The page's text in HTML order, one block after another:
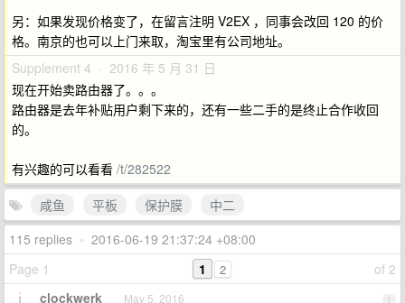
另：如果发现价格变了，在留言注明 V2EX ，同事会改回 120 的价
格。南京的也可以上门来取，淘宝里有公司地址。
Supplement 4 · 2016 年 5 月 31 日
现在开始卖路由器了。。。
路由器是去年补贴用户剩下来的，还有一些二手的是终止合作收回
的。
有兴趣的可以看看 /t/282522
咸鱼
平板 保护膜
中二
115 replies • 2016-06-19 21:37:24 +08:00
Page 1
of 2
1 2
1
clockwerk May 5, 2016